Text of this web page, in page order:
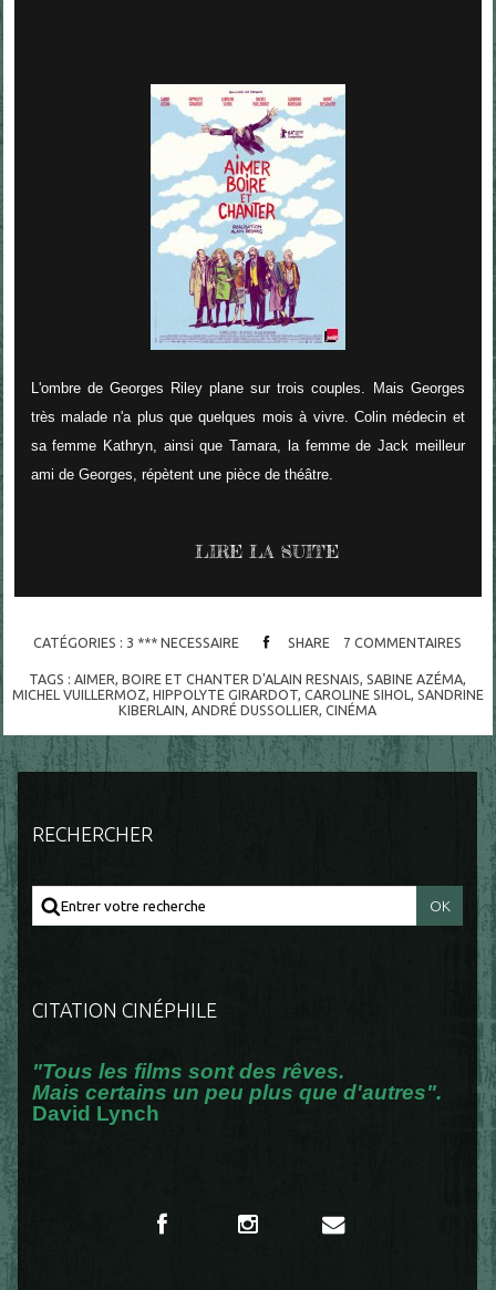
L'ombre de Georges Riley plane sur trois couples. Mais Georges
très malade n'a plus que quelques mois à vivre. Colin médecin et
sa femme Kathryn, ainsi que Tamara, la femme de Jack meilleur
ami de Georges, répètent une pièce de théâtre.
LIRE LA SUITE
CATÉGORIES : 3 *** NECESSAIRE SHARE 7 COMMENTAIRES
TAGS :AIMER,BOIRE ET CHANTER D'ALAIN RESNAIS,SABINE AZÉMA,
MICHEL VUILLERMOZ, HIPPOLYTE GIRARDOT, CAROLINE SIHOL , SANDRINE
KIBERLAIN,ANDRÉ DUSSOLLIER,CINÉMA
RECHERCHER
CITATION CINÉPHILE
"Tous les films sont des rêves.
Mais certains un peu plus que d'autres".
David Lynch